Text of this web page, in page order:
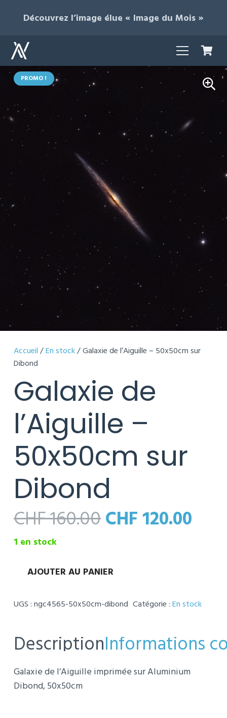
Découvrez l’image élue « Image du Mois »
PROMO !
Accueil/En stock/ Galaxie de l’Aiguille – 50x50cm sur
Dibond
Galaxie de
l’Aiguille –
50x50cm sur
Dibond
CHF160.00Le
prix
était :
CHF 160.00.
CHF120.00
1 en stock
quantité
Galaxie
l'Aiguille
-
sur
Dibond
AJOUTER AU PANIER
Alternative:
UGS :ngc4565-50x50cm-dibond Catégorie :En stock
DescriptionInformations
Galaxie de l’Aiguille imprimée sur Aluminium
Dibond, 50x50cm